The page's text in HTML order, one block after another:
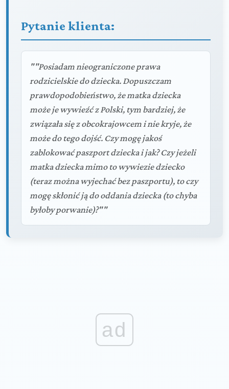
Pytanie klienta:
""Posiadam nieograniczone prawa
rodzicielskie do dziecka. Dopuszczam
prawdopodobieństwo, że matka dziecka
może je wywieźć z Polski, tym bardziej, że
związała się z obcokrajowcem i nie kryje, że
może do tego dojść. Czy mogę jakoś
zablokować paszport dziecka i jak? Czy jeżeli
matka dziecka mimo to wywiezie dziecko
(teraz można wyjechać bez paszportu), to czy
mogę skłonić ją do oddania dziecka (to chyba
byłoby porwanie)?""
ad